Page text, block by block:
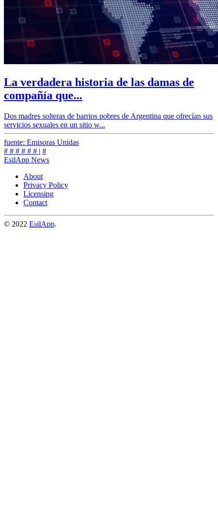
La verdadera historia de las damas de
compañía que...
Dos madres solteras de barrios pobres de Argentina que ofrecían sus
servicios sexuales en un sitio w...
fuente: Emisoras Unidas
# # # # # # | #
EsilApp News
About
Privacy Policy
Licensing
Contact
© 2022 EsilApp.